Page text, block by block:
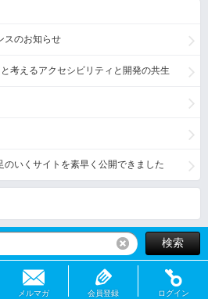
スのお知らせ
考えるアクセシビリティと開発の共生
のいくサイトを素早く公開できました
リセット検索
メルマガ 会員登録 ログイン